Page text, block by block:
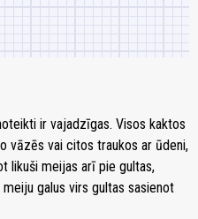
ir vajadzīgas. Visos kaktos
vāzēs vai citos traukos ar ūdeni,
likuši meijas arī pie gultas,
galus virs gultas sasienot